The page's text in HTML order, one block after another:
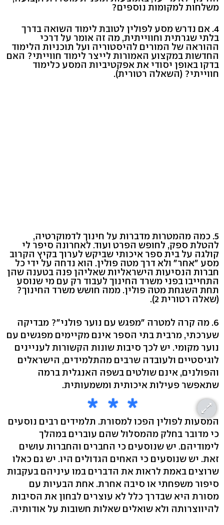
משלחות למקומות נוספים?
4. אם נדרש מסע לפולין לטובת לימוד השואה בדרך
בלתי שגרתית וחווייתית, מה זה אומר על דרכי
ההוראה של המורים להיסטוריה ועל תוכניות הלימוד
החדשות במקצוע האמורות לייצר לימוד חווייתי? האם
בדקו באופן יסודי את אפקטיביות המסע כלימוד
חווייתי? (השאלה רטורית).
5. כמה מהמטרות מדברות על חינוך לדמוקרטיה,
להטלת ספק, לחופש הפרט ועוד. לאחרונה סיפר לי
קולגה על בית ספר איכותי שביקש לערוך בקיץ הקרוב
מסע "אחר" ולא דרך מטה פולין. הוא נדחה על ידי כל
חברות הנסיעות הישראליות שאליהן פנה בטענה שהן
התחייבו בפני משרד החינוך לעבוד רק עם מי שנוסע
תחת השגחת מטה פולין. ממה חושש משרד החינוך?
(שאלה רטורית 2).
6. מה קרה למטרה "מפגש עם נוער פולני"? מבדיקה
שערכתי, מרבית בתי הספר אינם מקיימים מפגשים עם
נוער מקומי. יש לכך סיבות שונות הקשורות לעניינים
לוגיסטיים ולעובדה שרבים מהתלמידים, הישראלים
והפולנים, אינם שולטים בשפה האנגלית ברמה
שתאפשר פעילות איכותית ומשמעותית.
המסעות לפולין הפכו למסורת. תלמידים רבים נוסעים
כי מדובר בחלק מהמסלול שהם עוברים במהלך
לימודיהם. יש שנוסעים כי החברים והחברות עושים
זאת. יש שנוסעים כי האחים הגדולים היו. יש גם כאלו
שרוצים באמת לראות את הדברים במו עיניהם בעקבות
סיפור משפחתי או סיבה אחרת. אחת הבעיות עם
מסורת היא שבדרך כלל לא עוצרים לבחון את הסיבות
להיווצרותה ולא שואלים שאלות חשובות על אודותיה.